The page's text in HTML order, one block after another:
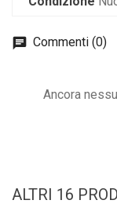
Commenti (0)
Ancora
ALTRI 16